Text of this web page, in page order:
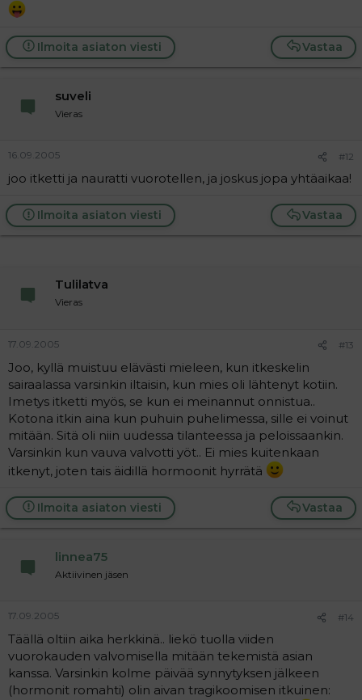
Vastaa
Ilmoita asiaton viesti
suveli
Vieras
16.09.2005 #12
joo itketti ja nauratti vuorotellen, ja joskus jopa yhtäaikaa!
Vastaa
Ilmoita asiaton viesti
Tulilatva
Vieras
17.09.2005 #13
Joo, kyllä muistuu elävästi mieleen, kun itkeskelin
sairaalassa varsinkin iltaisin, kun mies oli lähtenyt kotiin.
Imetys itketti myös, se kun ei meinannut onnistua..
Kotona itkin aina kun puhuin puhelimessa, sille ei voinut
mitään. Sitä oli niin uudessa tilanteessa ja peloissaankin.
Varsinkin kun vauva valvotti yöt.. Ei mies kuitenkaan
itkenyt, joten tais äidillä hormoonit hyrrätä
Vastaa
Ilmoita asiaton viesti
linnea75
Aktiivinen jäsen
17.09.2005 #14
Täällä oltiin aika herkkinä.. liekö tuolla viiden
vuorokauden valvomisella mitään tekemistä asian
kanssa. Varsinkin kolme päivää synnytyksen jälkeen
(hormonit romahti) olin aivan tragikoomisen itkuinen: